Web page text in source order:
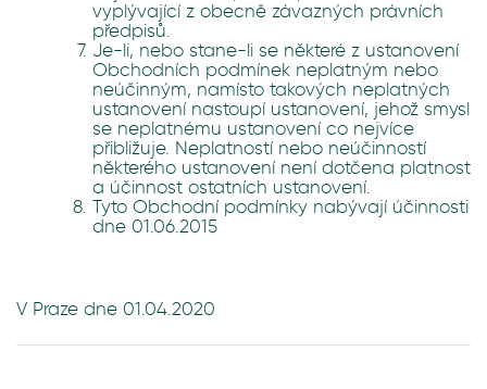
vyplývající z obecně závazných právních
předpisů.
Je-li, nebo stane-li se některé z ustanovení
Obchodních podmínek neplatným nebo
neúčinným, namísto takových neplatných
ustanovení nastoupí ustanovení, jehož smysl
se neplatnému ustanovení co nejvíce
přibližuje. Neplatností nebo neúčinností
některého ustanovení není dotčena platnost
a účinnost ostatních ustanovení.
Tyto Obchodní podmínky nabývají účinnosti
dne 01.06.2015
V Praze dne 01.04.2020